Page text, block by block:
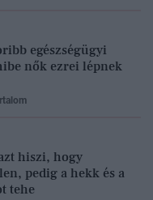
egészségügyi
nők ezrei lépnek
hiszi, hogy
pedig a hekk és a
tehe